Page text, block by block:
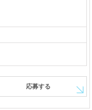
応募する